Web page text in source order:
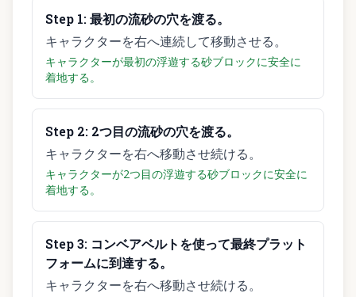
Step 1:最初の流砂の穴を渡る。
キャラクターを右へ連続して移動させる。
キャラクターが最初の浮遊する砂ブロックに安全に
着地する。
Step 2: 2つ目の流砂の穴を渡る。
キャラクターを右へ移動させ続ける。
キャラクターが2つ目の浮遊する砂ブロックに安全に
着地する。
Step3: コンベアベルトを使って最終プラット
フォームに到達する。
キャラクターを右へ移動させ続ける。